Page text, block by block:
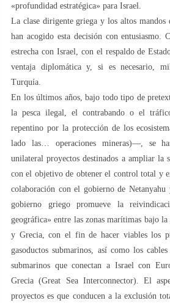
«profundidad estratégica» para Israel.
La clase dirigente griega y los altos mandos
han acogido esta decisión con entusiasmo.
estrecha con Israel, con el respaldo de
ventaja diplomática y, si es necesario,
Turquía.
En los últimos años, bajo todo tipo de
la pesca ilegal, el contrabando o el
repentino por la protección de los
lado las… operaciones mineras)—, se
unilateral proyectos destinados a ampliar la
con el objetivo de obtener el control total y
colaboración con el gobierno de
gobierno griego promueve la
geográfica» entre las zonas marítimas bajo
y Grecia, con el fin de hacer viables los
gasoductos submarinos, así como los
submarinos que conectan a Israel con
Grecia (Great Sea Interconnector). El
proyectos es que conducen a la exclusión